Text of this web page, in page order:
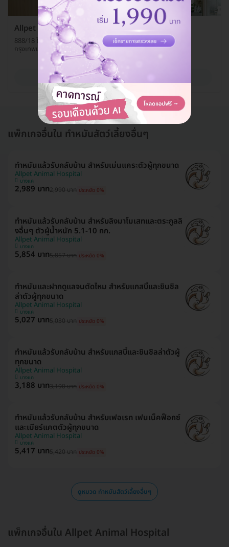
Allpet Animal Hospital
888/18 โครงการเจ้าสัว 69 ถ. บางบอน 3 แขวงหลักสอง เขตบางแค
กรุงเทพมหานคร 10160
ดูรายละเอียด
แพ็กเกจอื่นใน ทำหมันสัตว์เลี้ยงอื่นๆ
ทำหมันแล้วรับกลับบ้าน สำหรับเม่นแคระตัวผู้ทุกขนาด
Allpet Animal Hospital
บางแค
2,989 บาท2,990 บาท ประหยัด 0%
ทำหมันแล้วรับกลับบ้าน สำหรับลิงมาโมเสทและตระกูลลิ
งอื่นๆ ตัวผู้น้ำหนัก 5.1-10 กก.
Allpet Animal Hospital
บางแค
5,854 บาท5,857 บาท ประหยัด 0%
ทำหมันและฝากดูแลจนตัดไหม สำหรับแกสบี้และชินชิล
ล่าตัวผู้ทุกขนาด
Allpet Animal Hospital
บางแค
5,027 บาท5,030 บาท ประหยัด 0%
ทำหมันแล้วรับกลับบ้าน สำหรับแกสบี้และชินชิลล่าตัวผู้
ทุกขนาด
Allpet Animal Hospital
บางแค
3,188 บาท3,190 บาท ประหยัด 0%
ทำหมันแล้วรับกลับบ้าน สำหรับเฟอเรท เฟนเน็คฟ็อกซ์
และเมียร์แคตตัวผู้ทุกขนาด
Allpet Animal Hospital
บางแค
5,417 บาท5,420 บาท ประหยัด 0%
ดูหมวด ทำหมันสัตว์เลี้ยงอื่นๆ
แพ็กเกจอื่นใน Allpet Animal Hospital